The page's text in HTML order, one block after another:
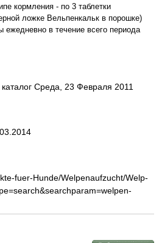
кормления - по 3 таблетки
ложке Вельпенкальк в порошке)
в течение всего периода
Среда, 23 Февраля 2011
fuer-Hunde/Welpenaufzucht/Welp-